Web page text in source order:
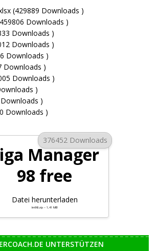
(429889 Downloads )
Downloads )
Downloads )
Downloads )
Downloads )
Downloads )
Downloads )
)
)
Downloads )
376452 Downloads
Manager
98 free
Datei herunterladen
lm98.zip – 1,41 MB
UNTERSTÜTZEN